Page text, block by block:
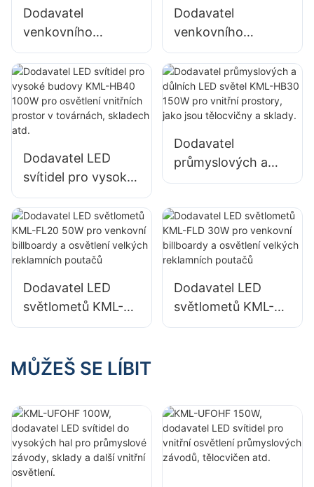
Dodavatel
venkovního
osvětlení
přístavních
terminálů a letišť
KML-FL2C 750W
LED světlometů
Dodavatel
venkovního
osvětlení
přístavních
terminálů a letišť
KML-FL2C 1000W
Dodavatel LED
svítidel pro vysoké
budovy KML-HB40
100W pro osvětlení
vnitřních prostor v
továrnách,
Dodavatel
průmyslových a
důlních LED světel
pro vnitřní
prostory, jako jsou
tělocvičny a sklady.
Dodavatel LED
světlometů KML-
FL20 50W pro
a osvětlení velkých
Dodavatel LED
světlometů KML-
FLD 30W pro
MŮŽEŠ SE LÍBIT